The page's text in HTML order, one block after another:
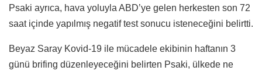
Psaki ayrıca, hava yoluyla ABD’ye gelen herkesten son 72
saat içinde yapılmış negatif test sonucu isteneceğini belirtti.
Beyaz Saray Kovid-19 ile mücadele ekibinin haftanın 3
günü brifing düzenleyeceğini belirten Psaki, ülkede ne